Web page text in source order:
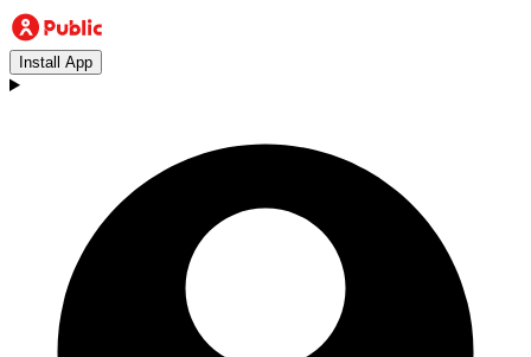
Install App